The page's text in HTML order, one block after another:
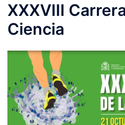
XXXVIII
Ciencia